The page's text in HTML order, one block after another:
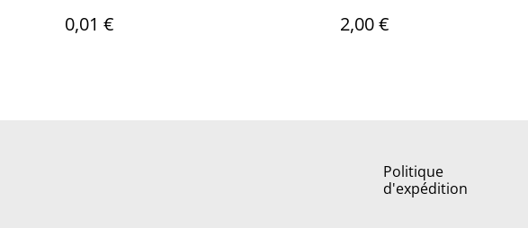
0,01 €
2,00 €
Politique
d'expédition